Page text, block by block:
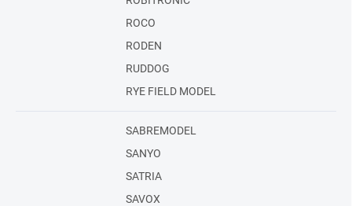
ROCO
RODEN
RUDDOG
RYE FIELD MODEL
SABREMODEL
SANYO
SATRIA
SAVOX